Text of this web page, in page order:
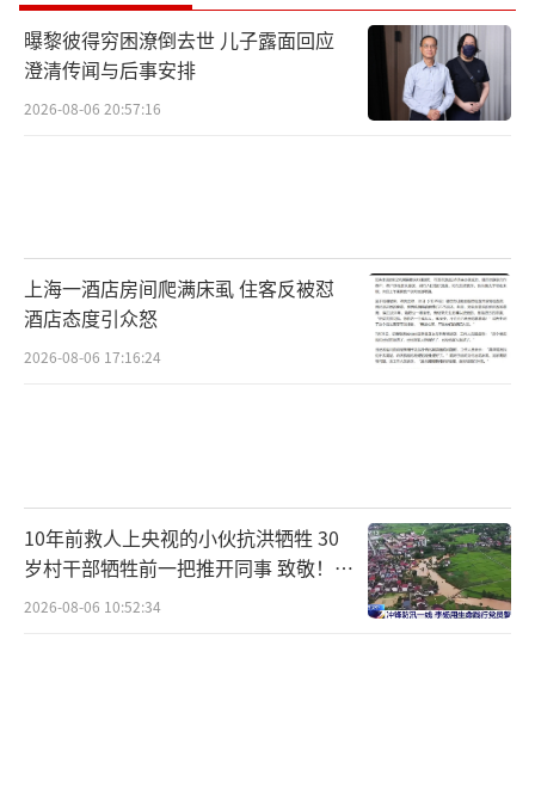
曝黎彼得穷困潦倒去世 儿子露面回应
澄清传闻与后事安排
2026-08-06 20:57:16
上海一酒店房间爬满床虱 住客反被怼
酒店态度引众怒
2026-08-06 17:16:24
10年前救人上央视的小伙抗洪牺牲 30
岁村干部牺牲前一把推开同事 致敬！送
别！
2026-08-06 10:52:34